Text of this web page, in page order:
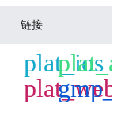
链接
plat_ios
plat_web